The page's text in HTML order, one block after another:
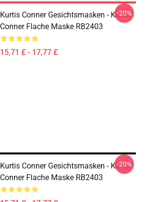
Kurtis Conner Gesichtsmasken - Kurtis
Conner Flache Maske RB2403
15,71 £ - 17,77 £
-20%
Kurtis Conner Gesichtsmasken - Kurtis
Conner Flache Maske RB2403
-20%